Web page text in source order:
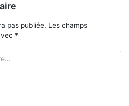
pas publiée. Les champs
*